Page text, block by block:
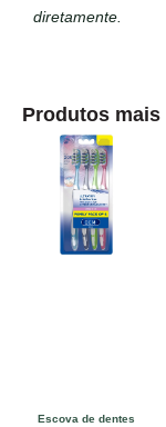
diretamente.
Produtos mais
Escova de dentes